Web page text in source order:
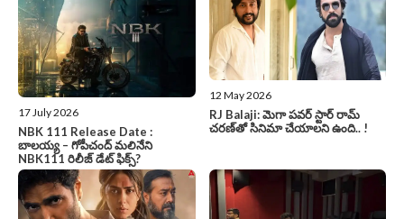
17 July 2026
NBK 111 Release Date :
బాలయ్య – గోపీచంద్ మలినేని
NBK111 రిలీజ్ డేట్ ఫిక్స్?
12 May 2026
RJ Balaji: మెగా పవర్ స్టార్ రామ్
చరణ్‌తో సినిమా చేయాలని ఉంది.. !